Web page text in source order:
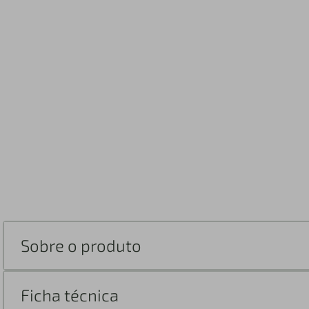
Sobre o produto
Ficha técnica